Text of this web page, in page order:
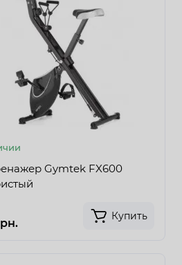
Gymtek FX600
Купить